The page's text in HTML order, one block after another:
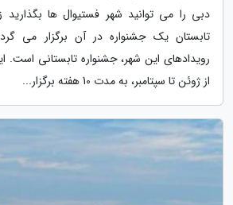
دبی را می توانید شهر فستیوال ها بگذارید
تابستان یک جشنواره در آن برگزار می
رویدادهای این شهر، جشنواره تابستانی است.
از ژوئن تا سپتامبر، به مدت 10 هفته برگزار...